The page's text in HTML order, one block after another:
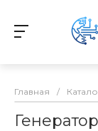
Главная /